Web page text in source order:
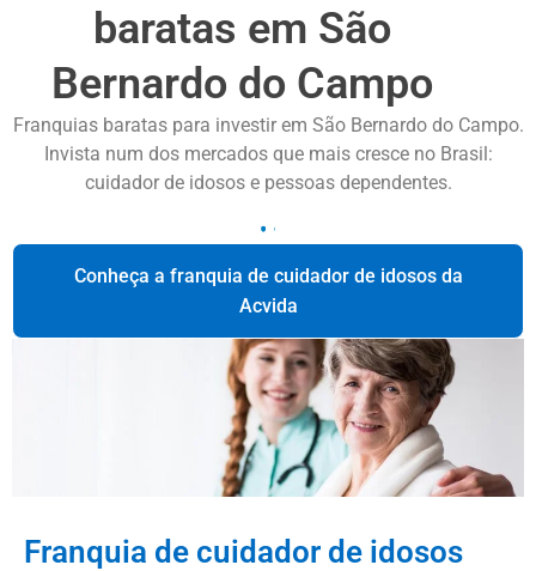
baratas em São
Bernardo do Campo
Franquias baratas para investir em São Bernardo do Campo.
Invista num dos mercados que mais cresce no Brasil:
cuidador de idosos e pessoas dependentes.
Conheça a franquia de cuidador de idosos da
Acvida
Franquia de cuidador de idosos